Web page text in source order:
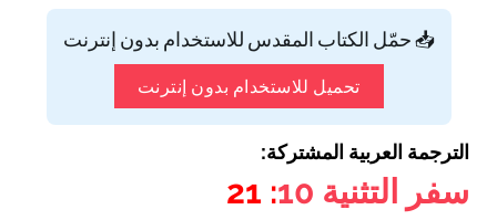
📥 حمّل الكتاب المقدس للاستخدام بدون إنترنت
تحميل للاستخدام بدون إنترنت
الترجمة العربية المشتركة:
سفر التثنية 10
: 21